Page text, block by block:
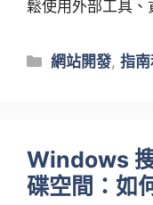
鬆使用外部工具、
類
網站開發,指
Windows
碟空間：如